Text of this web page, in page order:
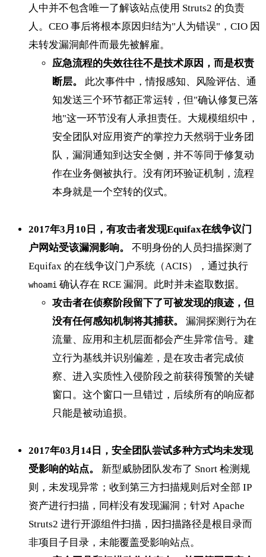
人中并不包含唯一了解该站点使用 Struts2 的负责
人。CEO 事后将根本原因归结为"人为错误"，CIO 因
未转发漏洞邮件而最先被解雇。
应急流程的失效往往不是技术原因，而是权责
断层。
此次事件中，情报感知、风险评估、通
知发送三个环节都正常运转，但"确认修复已落
地"这一环节没有人承担责任。大规模组织中，
安全团队对应用资产的掌控力天然弱于业务团
队，漏洞通知到达安全侧，并不等同于修复动
作在业务侧被执行。没有闭环验证机制，流程
本身就是一个空转的仪式。
2017年3月10日，有攻击者发现Equifax在线争议门
户网站受该漏洞影响。
不明身份的人员扫描探测了
Equifax 的在线争议门户系统（ACIS），通过执行
whoami 确认存在 RCE 漏洞。此时并未盗取数据。
攻击者在侦察阶段留下了可被发现的痕迹，但
没有任何感知机制将其捕获。
漏洞探测行为在
流量、应用和主机层面都会产生异常信号。建
立行为基线并识别偏差，是在攻击者完成侦
察、进入实质性入侵阶段之前获得预警的关键
窗口。这个窗口一旦错过，后续所有的响应都
只能是被动追损。
2017年03月14日，安全团队尝试多种方式均未发现
受影响的站点。
新型威胁团队发布了 Snort 检测规
则，未发现异常；收到第三方扫描规则后对全部 IP
资产进行扫描，同样没有发现漏洞；针对 Apache
Struts2 进行开源组件扫描，因扫描路径是根目录而
非项目子目录，未能覆盖受影响站点。